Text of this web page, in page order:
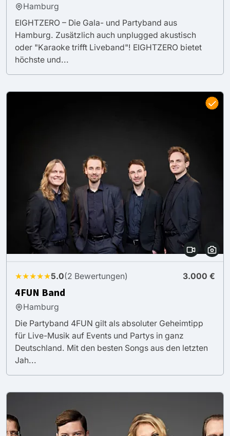
Hamburg
EIGHTZERO – Die Gala- und Partyband aus
Hamburg. Zusätzlich auch unplugged akustisch
oder "Karaoke trifft Liveband"! EIGHTZERO bietet
höchste und...
★★★★★5.0(2 Bewertungen) 3.000 €
4FUN Band
Hamburg
Die Partyband 4FUN gilt als absoluter Geheimtipp
für Live-Musik auf Events und Partys in ganz
Deutschland. Mit den besten Songs aus den letzten
Jah...